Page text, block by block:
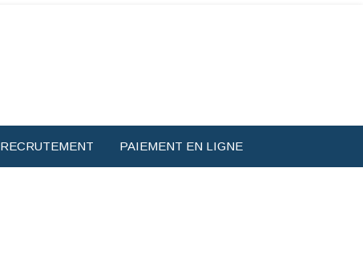
RECRUTEMENT PAIEMENT EN LIGNE